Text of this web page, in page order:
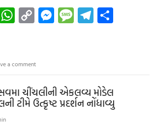
m
W
h
s
A
p
p
C
o
y
Li
nk
M
es
g
er
M
es
e
Te
le
m
a comment
ચીંચલીની એકલવ્ય મોડેલ
ટીમે ઉત્કૃષ્ટ પ્રદર્શન નોંધાવ્યુ